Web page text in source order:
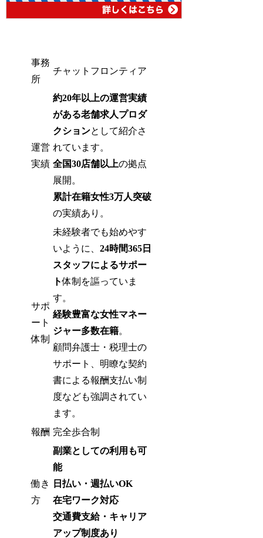
事務
所
チャットフロンティア
運営
実績
約20年以上の運営実績
がある老舗求人プロダ
クションとして紹介さ
れています。
全国30店舗以上の拠点
展開。
累計在籍女性3万人突破
の実績あり。
サポ
ート
体制
未経験者でも始めやす
いように、24時間365日
スタッフによるサポー
ト体制を謳っていま
す。
経験豊富な女性マネー
ジャー多数在籍。
顧問弁護士・税理士の
サポート、明瞭な契約
書による報酬支払い制
度なども強調されてい
ます。
報酬 完全歩合制
働き
方
副業としての利用も可
能
日払い・週払いOK
在宅ワーク対応
交通費支給・キャリア
アップ制度あり